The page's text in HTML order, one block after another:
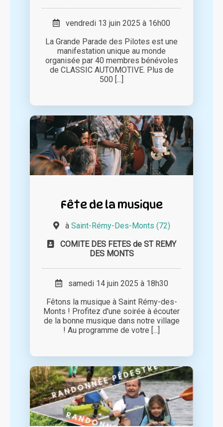
vendredi 13 juin 2025 à 16h00
La Grande Parade des Pilotes est une
manifestation unique au monde
organisée par 40 membres bénévoles
de CLASSIC AUTOMOTIVE. Plus de
500 [...]
Fête de la musique
à Saint-Rémy-Des-Monts (72)
COMITE DES FETES de ST REMY
DES MONTS
samedi 14 juin 2025 à 18h30
Fêtons la musique à Saint Rémy-des-
Monts ! Profitez d'une soirée à écouter
de la bonne musique dans notre village
! Au programme de votre [...]